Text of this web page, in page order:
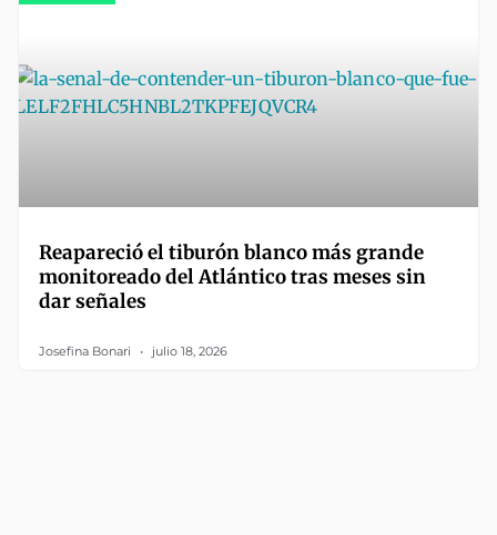
Reapareció el tiburón blanco más grande
monitoreado del Atlántico tras meses sin
dar señales
Josefina Bonari julio 18, 2026